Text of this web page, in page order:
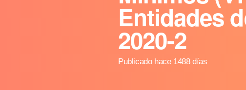
Entidades
2020-2
Publicado hace 1488 días